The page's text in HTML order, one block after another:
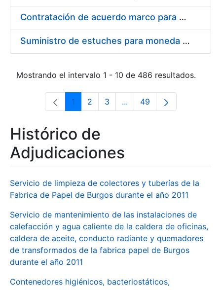
Contratación de acuerdo marco para el Suministro de Material de Electricidad para la Fábrica Nacional de Moneda y Timbre-Real Casa de la Moneda en su centro de trabajo de Burgos
Suministro de estuches para moneda de 30 €
Mostrando el intervalo 1 - 10 de 486 resultados.
Página
1 Página
2 Página
3 ...Páginas intermedias Use
Página
49
Histórico de
Adjudicaciones
Servicio de limpieza de colectores y tuberías de la
Fabrica de Papel de Burgos durante el año 2011
Servicio de mantenimiento de las instalaciones de
calefacción y agua caliente de la caldera de oficinas,
caldera de aceite, conducto radiante y quemadores
de transformados de la fabrica papel de Burgos
durante el año 2011
Contenedores higiénicos, bacteriostáticos,